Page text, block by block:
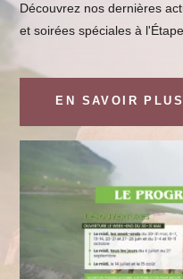
Découvrez nos dernières
et soirées spéciales à
EN SAVOIR PLUS